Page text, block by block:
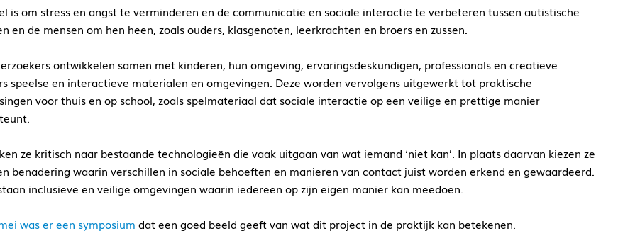
is om stress en angst te verminderen en de communicatie en sociale interactie te verbeteren tussen autistische
en de mensen om hen heen, zoals ouders, klasgenoten, leerkrachten en broers en zussen.
ontwikkelen samen met kinderen, hun omgeving, ervaringsdeskundigen, professionals en creatieve
speelse en interactieve materialen en omgevingen. Deze worden vervolgens uitgewerkt tot praktische
voor thuis en op school, zoals spelmateriaal dat sociale interactie op een veilige en prettige manier
ze kritisch naar bestaande technologieën die vaak uitgaan van wat iemand ‘niet kan’. In plaats daarvan kiezen ze
benadering waarin verschillen in sociale behoeften en manieren van contact juist worden erkend en gewaardeerd.
inclusieve en veilige omgevingen waarin iedereen op zijn eigen manier kan meedoen.
was er een symposium dat een goed beeld geeft van wat dit project in de praktijk kan betekenen.